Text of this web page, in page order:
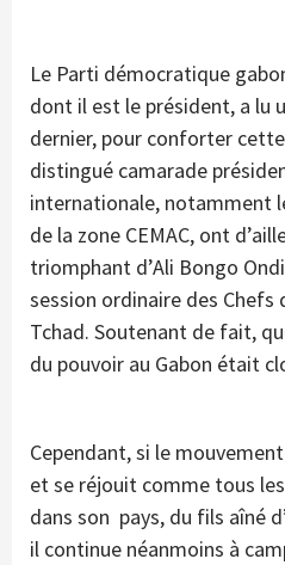
Le Parti démocratique
dont il est le président, a lu
dernier, pour conforter
distingué camarade
internationale, notamment
de la zone CEMAC, ont
triomphant d’Ali Bongo
session ordinaire des Chefs
Tchad. Soutenant de fait,
du pouvoir au Gabon était
Cependant, si le mouvement
et se réjouit comme tous
dans son pays, du fils aîné
il continue néanmoins à